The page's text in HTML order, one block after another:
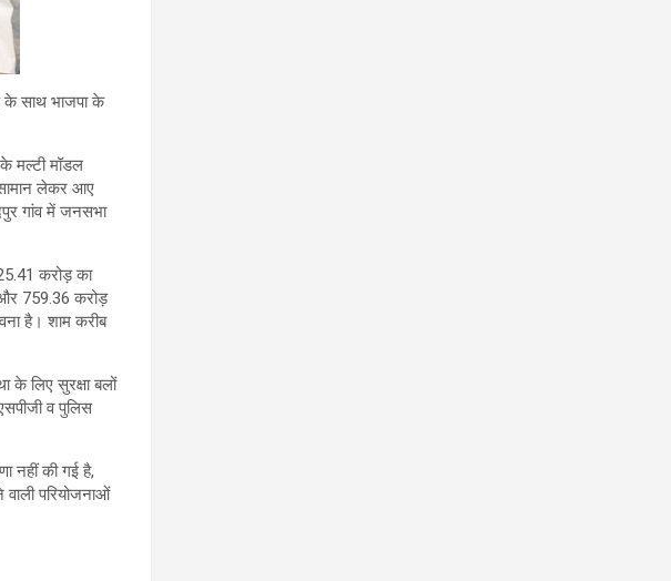
के साथ भाजपा के
मल्टी मॉडल
सामान लेकर आए
गांव में जनसभा
करोड़ का
759.36 करोड़
है। शाम करीब
के लिए सुरक्षा बलों
व पुलिस
नहीं की गई है,
परियोजनाओं